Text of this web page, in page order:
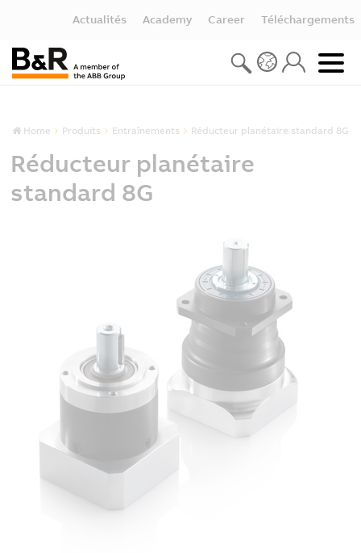
Actualités Academy Career Téléchargements
Home Produits Entraînements Réducteur planétaire standard 8G
Réducteur planétaire
standard 8G